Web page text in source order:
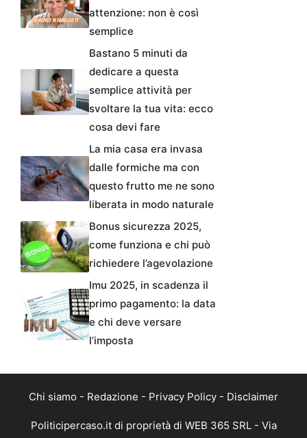
attenzione: non è così
semplice
Bastano 5 minuti da
dedicare a questa
semplice attività per
svoltare la tua vita: ecco
cosa devi fare
La mia casa era invasa
dalle formiche ma con
questo frutto me ne sono
liberata in modo naturale
Bonus sicurezza 2025,
come funziona e chi può
richiedere l’agevolazione
Imu 2025, in scadenza il
primo pagamento: la data
e chi deve versare
l’imposta
Chi siamo - Redazione - Privacy Policy - Disclaimer
Politicipercaso.it di proprietà di WEB 365 SRL - Via